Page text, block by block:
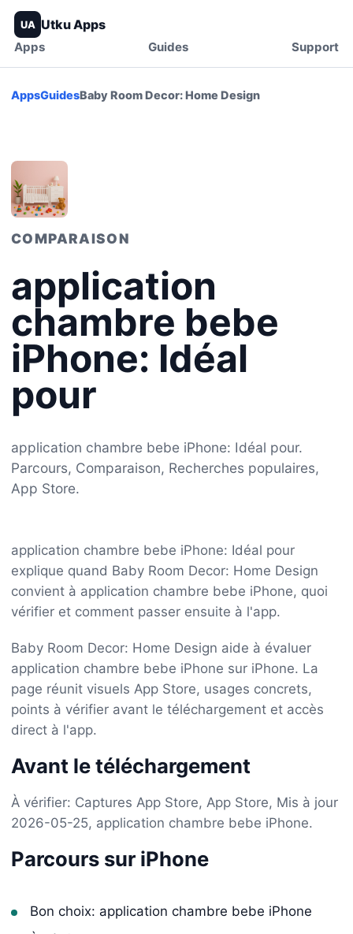
UA Utku Apps
Apps Guides Support
AppsGuidesBaby Room Decor: Home Design
COMPARAISON
application
chambre bebe
iPhone: Idéal
pour
application chambre bebe iPhone: Idéal pour.
Parcours, Comparaison, Recherches populaires,
App Store.
application chambre bebe iPhone: Idéal pour
explique quand Baby Room Decor: Home Design
convient à application chambre bebe iPhone, quoi
vérifier et comment passer ensuite à l'app.
Baby Room Decor: Home Design aide à évaluer
application chambre bebe iPhone sur iPhone. La
page réunit visuels App Store, usages concrets,
points à vérifier avant le téléchargement et accès
direct à l'app.
Avant le téléchargement
À vérifier: Captures App Store, App Store, Mis à jour
2026-05-25, application chambre bebe iPhone.
Parcours sur iPhone
Bon choix: application chambre bebe iPhone